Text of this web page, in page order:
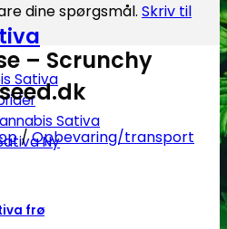
Sativa
Sativa
frø
dine spørgsmål. Skriv til
– Scrunchy
/Opbevaring/transport